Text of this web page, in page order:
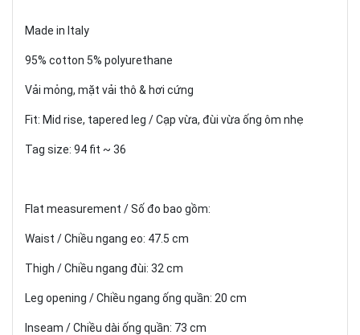
Made in Italy
95% cotton 5% polyurethane
Vải mỏng, mặt vải thô & hơi cứng
Fit: Mid rise, tapered leg / Cạp vừa, đùi vừa ống ôm nhẹ
Tag size: 94 fit ~ 36
Flat measurement / Số đo bao gồm:
Waist / Chiều ngang eo: 47.5 cm
Thigh / Chiều ngang đùi: 32 cm
Leg opening / Chiều ngang ống quần: 20 cm
Inseam / Chiều dài ống quần: 73 cm